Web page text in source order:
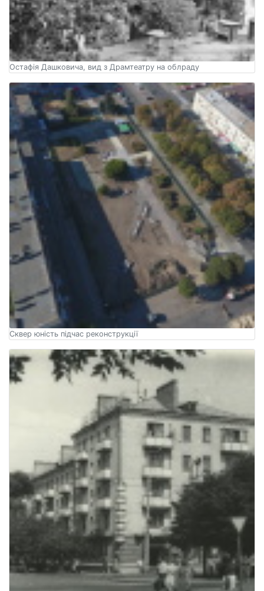
Остафія Дашковича, вид з Драмтеатру на облраду
Сквер юність підчас реконструкції